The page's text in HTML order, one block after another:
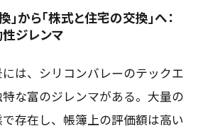
」から「株式と住宅の交換」へ：
ジレンマ
は、シリコンバレーのテックエ
な富のジレンマがある。大量の
存在し、帳簿上の評価額は高い